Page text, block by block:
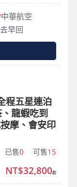
中華航空
早回
程五星連泊
龍蝦吃到
摩、會安印
已售0 可售15
NT$32,800起